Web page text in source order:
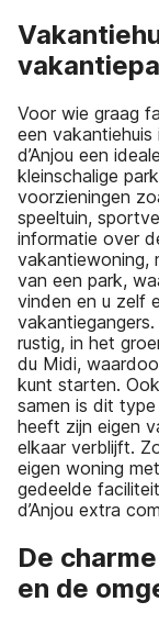
Voor wie graag
een
d’Anjou een
kleinschalige
voorzieningen
speeltuin,
informatie over
vakantiewoning,
van een park,
vinden en u zelf
rustig, in het
du Midi,
kunt starten.
samen is dit
heeft zijn eigen
elkaar verblijft.
eigen woning
gedeelde
d’Anjou extra
De
en de